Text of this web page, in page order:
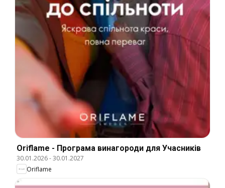
Oriflame - Програма винагороди для Учасників
30.01.2026-30.01.2027
Oriflame